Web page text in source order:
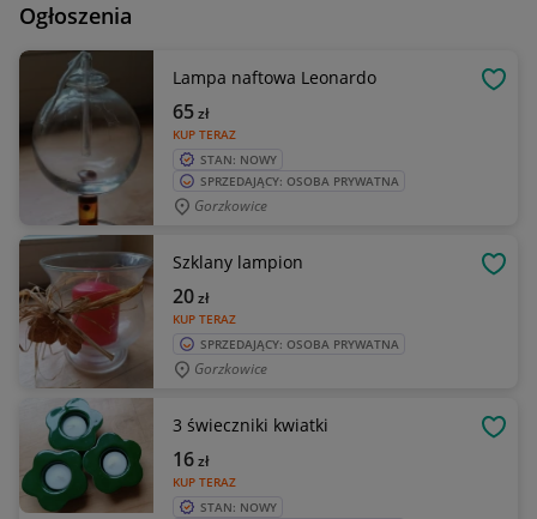
Ogłoszenia
Lampa naftowa Leonardo
KUP TERAZ
65zł
STAN: NOWY
SPRZEDAJĄCY: OSOBA PRYWATNA
Gorzkowice
Szklany lampion
KUP TERAZ
20zł
SPRZEDAJĄCY: OSOBA PRYWATNA
Gorzkowice
3 świeczniki kwiatki
KUP TERAZ
16zł
STAN: NOWY